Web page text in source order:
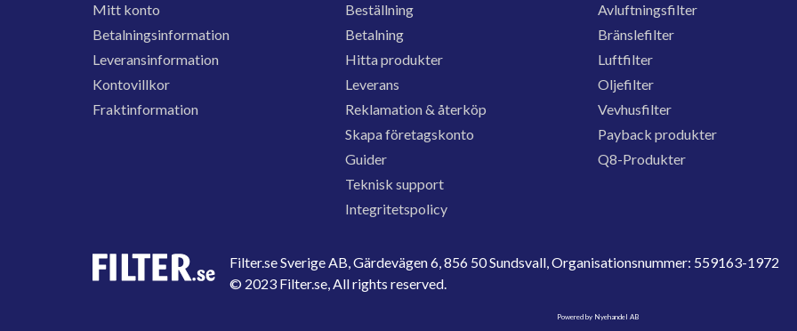
Mitt konto
Betalningsinformation
Leveransinformation
Kontovillkor
Fraktinformation
Beställning
Betalning
Hitta produkter
Leverans
Reklamation & återköp
Skapa företagskonto
Guider
Teknisk support
Integritetspolicy
Avluftningsfilter
Bränslefilter
Luftfilter
Oljefilter
Vevhusfilter
Payback produkter
Q8-Produkter
Filter.se Sverige AB, Gärdevägen 6, 856 50 Sundsvall, Organisationsnummer: 559163-1972
© 2023 Filter.se, All rights reserved.
Powered by Nyehandel AB